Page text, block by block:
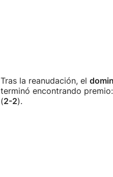
Tras la reanudación, el
terminó encontrando premio:
(2-2).